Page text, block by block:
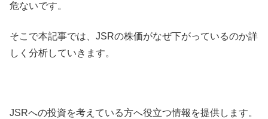
危ないです。
そこで本記事では、JSRの株価がなぜ下がっているのか詳
しく分析していきます。
JSRへの投資を考えている方へ役立つ情報を提供します。